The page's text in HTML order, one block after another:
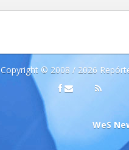
Copyright © 2008 / 2026
WeS